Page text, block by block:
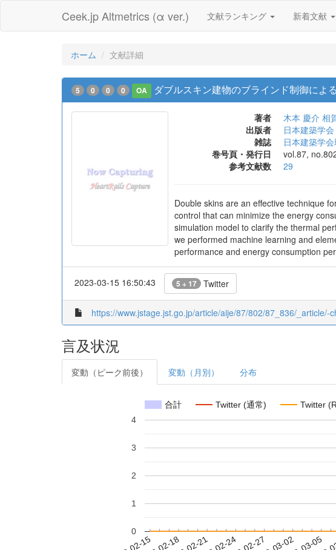
Ceek.jp Altmetrics (α ver.) 文献ランキング 新着文献
ホーム 文献詳細
5 0 0 0 OA ダブルスキン建物のブラインド制御によ
著者 木本 慶介 相
出版者
日本建築学会
雑誌
日本建築学
巻号頁・発行日
vol.87,
参考文献数
29
Double skins are an effective technique
control that can minimize the energy
simulation model to clarify the thermal
we performed machine learning and
performance and energy consumption
2023-03-15 16:50:43 5 + 17 Twitter
https://www.jstage.jst.go.jp/article/aije/87/802/87_836/_article/-
言及状況
変動（ピーク前後） 変動（月別） 分布
合計 Twitter (通常) Twitter
0
1
2
3
4